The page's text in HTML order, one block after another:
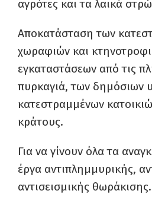
αγρότες και τα λαικά
Αποκατάσταση των
χωραφιών και
εγκαταστάσεων από τις
πυρκαγιά, των δημόσιων
κατεστραμμένων
κράτους.
Για να γίνουν όλα τα
έργα αντιπλημμυρικής,
αντισεισμικής θωράκισης.